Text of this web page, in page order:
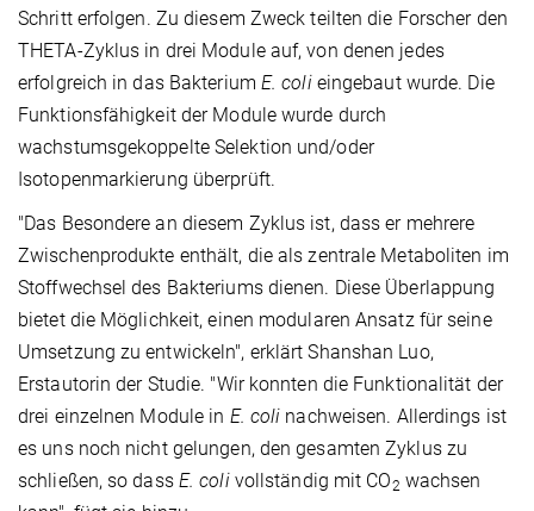
Schritt erfolgen. Zu diesem Zweck teilten die Forscher den
THETA-Zyklus in drei Module auf, von denen jedes
erfolgreich in das Bakterium E. colieingebaut wurde. Die
Funktionsfähigkeit der Module wurde durch
wachstumsgekoppelte Selektion und/oder
Isotopenmarkierung überprüft.
"Das Besondere an diesem Zyklus ist, dass er mehrere
Zwischenprodukte enthält, die als zentrale Metaboliten im
Stoffwechsel des Bakteriums dienen. Diese Überlappung
bietet die Möglichkeit, einen modularen Ansatz für seine
Umsetzung zu entwickeln", erklärt Shanshan Luo,
Erstautorin der Studie. "Wir konnten die Funktionalität der
drei einzelnen Module in E. coli nachweisen. Allerdings ist
es uns noch nicht gelungen, den gesamten Zyklus zu
schließen, so dass E. colivollständig mit CO2 wachsen